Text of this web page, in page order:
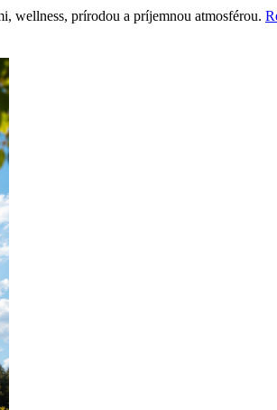
wellness, prírodou a príjemnou atmosférou.